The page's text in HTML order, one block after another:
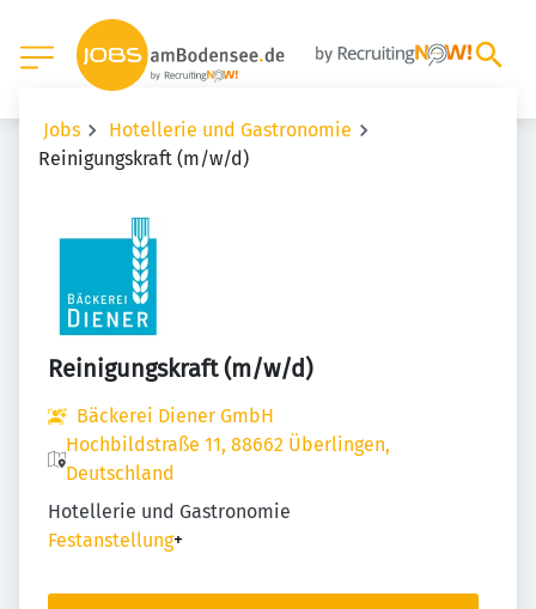
Jobs
Hotellerie und Gastronomie
Reinigungskraft (m/w/d)
Reinigungskraft (m/w/d)
Bäckerei Diener GmbH
Hochbildstraße 11, 88662 Überlingen,
Deutschland
Hotellerie und Gastronomie
Festanstellung+